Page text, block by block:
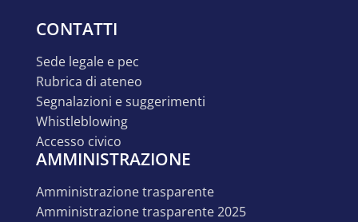
CONTATTI
sede legale e pec
rubrica di ateneo
segnalazioni e suggerimenti
whistleblowing
accesso civico
AMMINISTRAZIONE
amministrazione trasparente
amministrazione trasparente 2025